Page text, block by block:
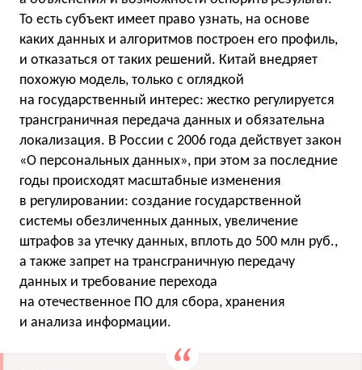
То есть субъект имеет право узнать, на основе
каких данных и алгоритмов построен его профиль,
и отказаться от таких решений. Китай внедряет
похожую модель, только с оглядкой
на государственный интерес: жестко регулируется
трансграничная передача данных и обязательна
локализация. В России с 2006 года действует закон
«О персональных данных», при этом за последние
годы происходят масштабные изменения
в регулировании: создание государственной
системы обезличенных данных, увеличение
штрафов за утечку данных, вплоть до 500 млн руб.,
а также запрет на трансграничную передачу
данных и требование перехода
на отечественное ПО для сбора, хранения
и анализа информации.